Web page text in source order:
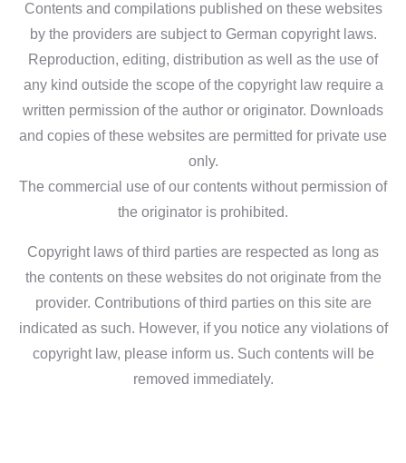
Contents and compilations published on these websites
by the providers are subject to German copyright laws.
Reproduction, editing, distribution as well as the use of
any kind outside the scope of the copyright law require a
written permission of the author or originator. Downloads
and copies of these websites are permitted for private use
only.
The commercial use of our contents without permission of
the originator is prohibited.
Copyright laws of third parties are respected as long as
the contents on these websites do not originate from the
provider. Contributions of third parties on this site are
indicated as such. However, if you notice any violations of
copyright law, please inform us. Such contents will be
removed immediately.